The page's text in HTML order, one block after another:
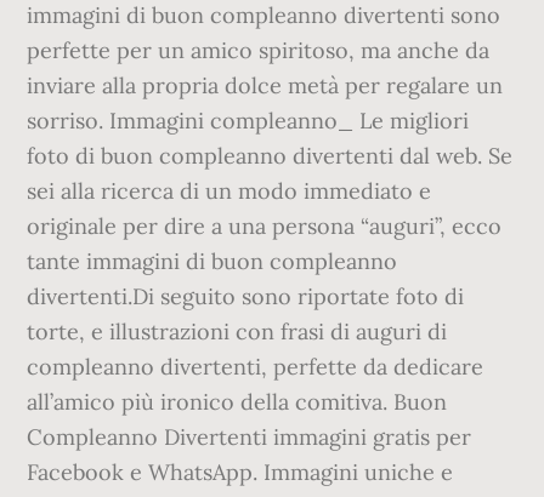
immagini di buon compleanno divertenti sono
perfette per un amico spiritoso, ma anche da
inviare alla propria dolce metà per regalare un
sorriso. Immagini compleanno_ Le migliori
foto di buon compleanno divertenti dal web. Se
sei alla ricerca di un modo immediato e
originale per dire a una persona “auguri”, ecco
tante immagini di buon compleanno
divertenti.Di seguito sono riportate foto di
torte, e illustrazioni con frasi di auguri di
compleanno divertenti, perfette da dedicare
all’amico più ironico della comitiva. Buon
Compleanno Divertenti immagini gratis per
Facebook e WhatsApp. Immagini uniche e